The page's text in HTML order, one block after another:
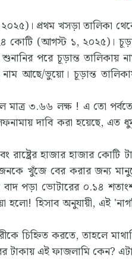
প্রথম খসড়া তালিকা
(আগস্ট ১, ২০২৫)।
পরে চূড়ান্ত তালিকায়
নাম আছে/ভুয়ো। চূড়ান্ত
মাত্র ৩.৬৬ লক্ষ ! এ তো
দাবি করা হয়েছে, এত
হাজার হাজার কোটি
খুঁজে বের করার জন্য
পড়া ভোটারের ০.১৪
হলো! হিসাব অনুযায়ী, এই
চিহ্নিত করতে, তাহলে
এই ফাজলামি কেন?